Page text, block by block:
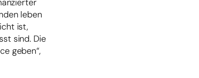
leben
ist,
sind. Die
geben“,